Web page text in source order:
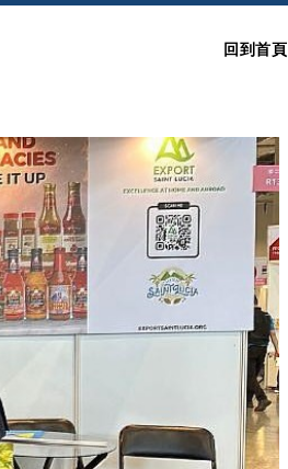
回到首頁